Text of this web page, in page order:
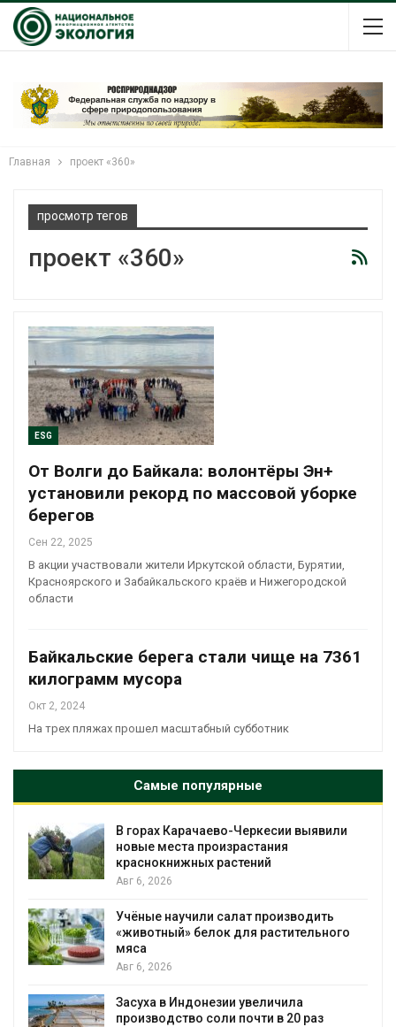
Главная проект «360»
просмотр тегов
проект «360»
ESG
От Волги до Байкала: волонтёры Эн+
установили рекорд по массовой уборке
берегов
Сен 22, 2025
В акции участвовали жители Иркутской области, Бурятии,
Красноярского и Забайкальского краёв и Нижегородской
области
Байкальские берега стали чище на 7361
килограмм мусора
Окт 2, 2024
На трех пляжах прошел масштабный субботник
Самые популярные
В горах Карачаево-Черкесии выявили
новые места произрастания
краснокнижных растений
Авг 6, 2026
Учёные научили салат производить
«животный» белок для растительного
мяса
Авг 6, 2026
Засуха в Индонезии увеличила
производство соли почти в 20 раз